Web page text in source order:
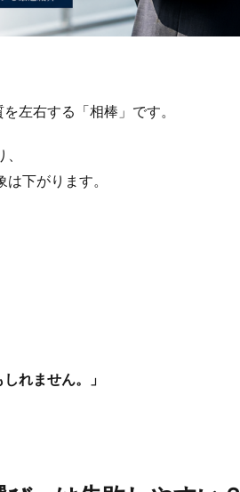
左右する「相棒」です。
下がります。
れません。」